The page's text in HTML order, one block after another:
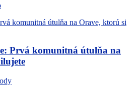
Prvá komunitná útulňa na